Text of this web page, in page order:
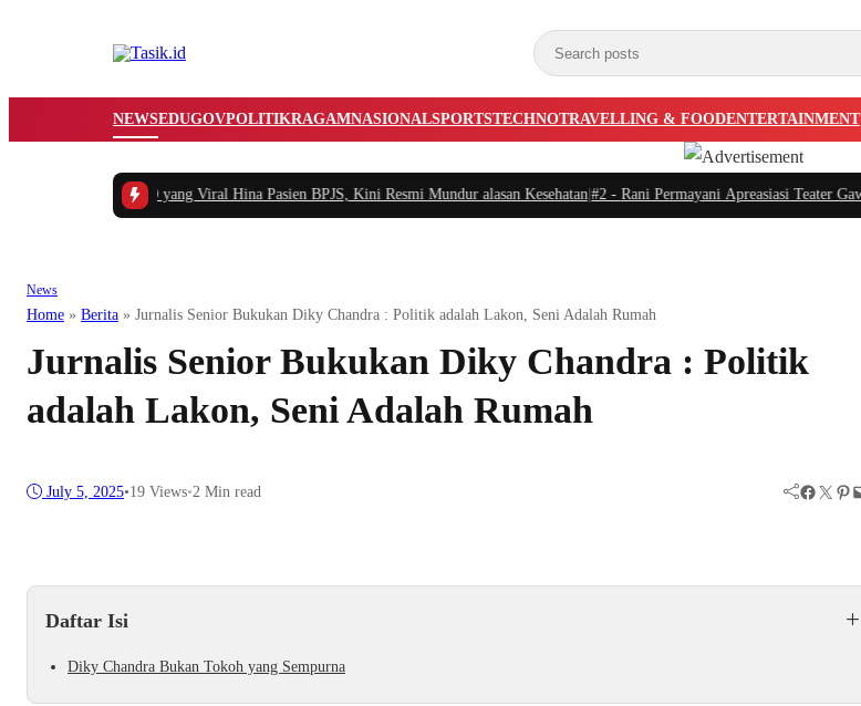
NEWSEDUGOVPOLITIKRAGAMNASIONALSPORTSTECHNOTRAVELLING & FOODENTERTAINMENT
Pegawai RSUD yang Viral Hina Pasien BPJS, Kini Resmi Mundur alasan Kesehatan|#2 - Rani Permayani Apreasiasi Teater Gawe
News
Home » Berita » Jurnalis Senior Bukukan Diky Chandra : Politik adalah Lakon, Seni Adalah Rumah
Jurnalis Senior Bukukan Diky Chandra : Politik
adalah Lakon, Seni Adalah Rumah
July 5, 2025•19 Views•2 Min read Facebook Twitter Pinterest Mail
Daftar Isi +
Diky Chandra Bukan Tokoh yang Sempurna